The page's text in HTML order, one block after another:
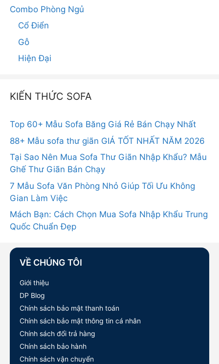
Combo Phòng Ngủ
Cổ Điển
Gỗ
Hiện Đại
KIẾN THỨC SOFA
Top 60+ Mẫu Sofa Băng Giá Rẻ Bán Chạy Nhất
88+ Mẫu sofa thư giãn GIÁ TỐT NHẤT NĂM 2026
Tại Sao Nên Mua Sofa Thư Giãn Nhập Khẩu? Mẫu
Ghế Thư Giãn Bán Chạy
7 Mẫu Sofa Văn Phòng Nhỏ Giúp Tối Ưu Không
Gian Làm Việc
Mách Bạn: Cách Chọn Mua Sofa Nhập Khẩu Trung
Quốc Chuẩn Đẹp
VỀ CHÚNG TÔI
Giới thiệu
DP Blog
Chính sách bảo mật thanh toán
Chính sách bảo mật thông tin cá nhân
Chính sách đổi trả hàng
Chính sách bảo hành
Chính sách vận chuyển